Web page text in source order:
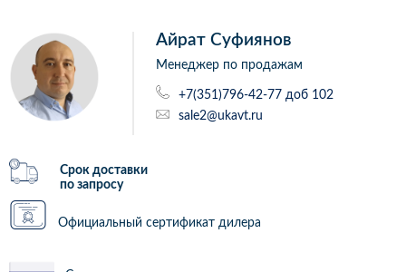
Айрат Суфиянов
Менеджер по продажам
+7(351)796-42-77 доб 102
sale2@ukavt.ru
Срок доставки
по запросу
Официальный сертификат дилера